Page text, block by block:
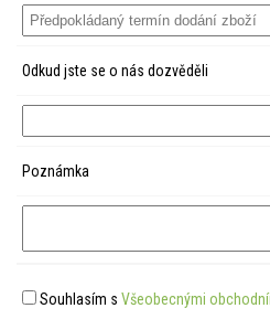
Odkud jste se o nás dozvěděli
Poznámka
Souhlasím s Všeobecnými